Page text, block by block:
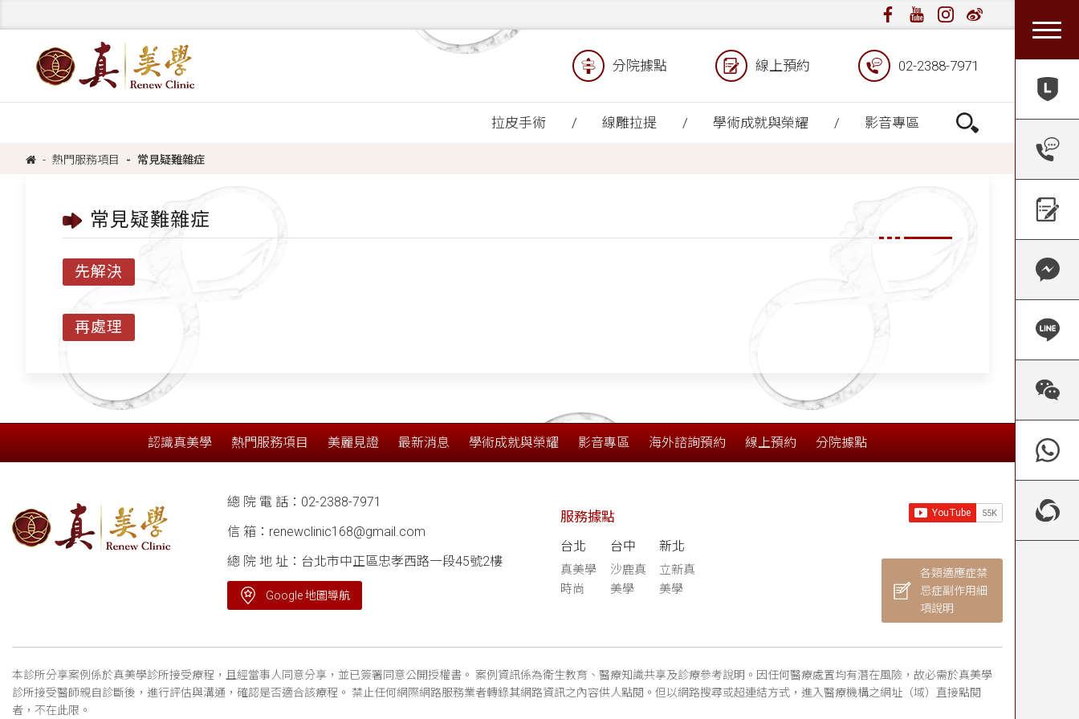
分院據點 線上預約 02-2388-7971
拉皮手術 線雕拉提 學術成就與榮耀 影音專區
熱門服務項目 常見疑難雜症
常見疑難雜症
先解決
再處理
認識真美學 熱門服務項目 美麗見證 最新消息 學術成就與榮耀 影音專區 海外諮詢預約 線上預約 分院據點
總 院 電 話： 02-2388-7971
信 箱： renewclinic168@gmail.com
總 院 地 址：台北市中正區忠孝西路一段45號2樓
Google 地圖導航
服務據點
台北
真美學
時尚
台中
沙鹿真
美學
新北
立新真
美學
各類適應症禁
忌症副作用細
項說明
本診所分享案例係於真美學診所接受療程，且經當事人同意分享，並已簽署同意公開授權書。 案例資訊係為衛生教育、醫療知識共享及診療參考說明。因任何醫療處置均有潛在風險，故必需於真美學
診所接受醫師親自診斷後，進行評估與溝通，確認是否適合該療程。 禁止任何網際網路服務業者轉錄其網路資訊之內容供人點閱。但以網路搜尋或超連結方式，進入醫療機構之網址（域）直接點閱
者，不在此限。